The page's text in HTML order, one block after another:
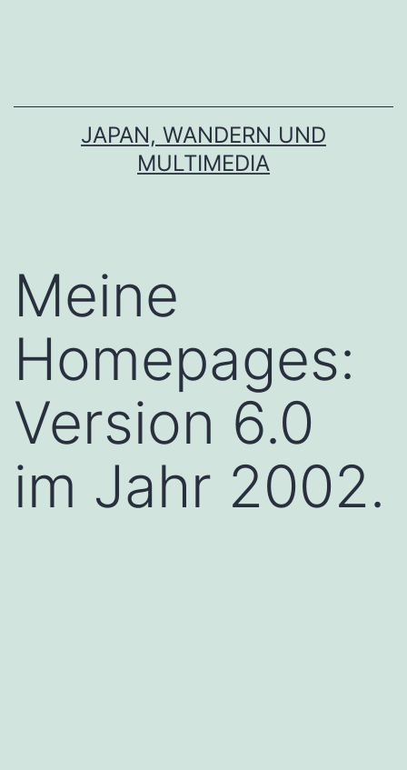
JAPAN, WANDERN UND
MULTIMEDIA
Meine
Homepages:
Version 6.0
im Jahr 2002.